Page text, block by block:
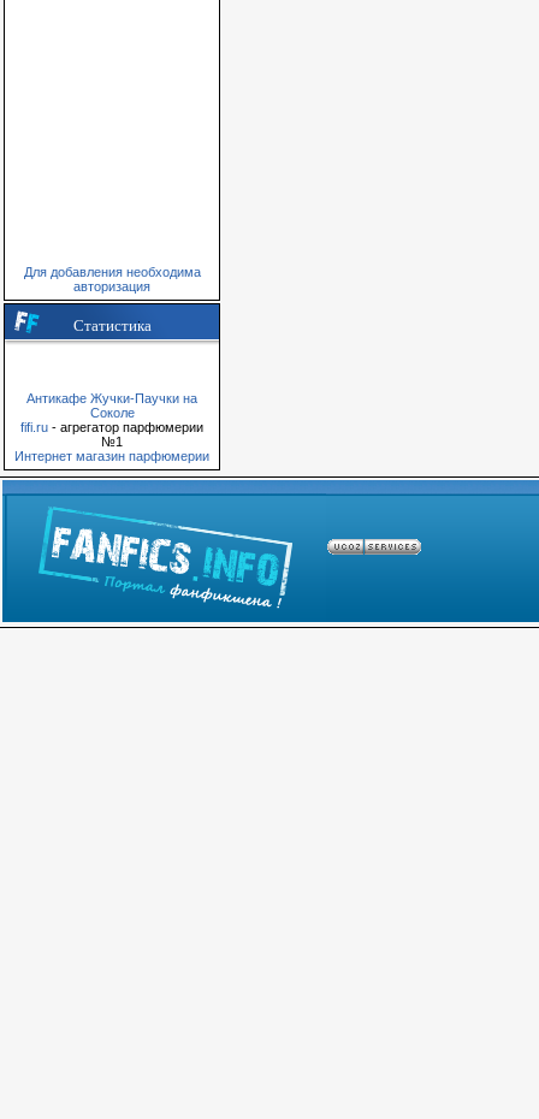
Для добавления необходима
авторизация
Статистика
Антикафе Жучки-Паучки на
Соколе
fifi.ru - агрегатор парфюмерии
№1
Интернет магазин парфюмерии